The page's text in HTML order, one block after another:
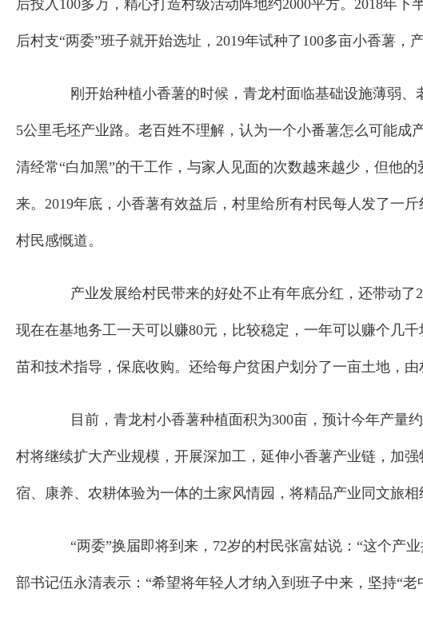
后投入100多万，精心打造村级活动阵地约2000平方。2018年
后村支“两委”班子就开始选址，2019年试种了100多亩小香薯，
刚开始种植小香薯的时候，青龙村面临基础设施薄弱、
5公里毛坯产业路。老百姓不理解，认为一个小番薯怎么可能成
清经常“白加黑”的干工作，与家人见面的次数越来越少，但他
来。2019年底，小香薯有效益后，村里给所有村民每人发了一
村民感慨道。
产业发展给村民带来的好处不止有年底分红，还带动了
现在在基地务工一天可以赚80元，比较稳定，一年可以赚个几
苗和技术指导，保底收购。还给每户贫困户划分了一亩土地，
目前，青龙村小香薯种植面积为300亩，预计今年产量约
村将继续扩大产业规模，开展深加工，延伸小香薯产业链，加
宿、康养、农耕体验为一体的土家风情园，将精品产业同文旅相
“两委”换届即将到来，72岁的村民张富姑说：“这个产业
部书记伍永清表示：“希望将年轻人才纳入到班子中来，坚持“